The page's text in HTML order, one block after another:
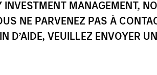
MANAGEMENT,
NE PARVENEZ PAS À
D’AIDE, VEUILLEZ ENVOYER